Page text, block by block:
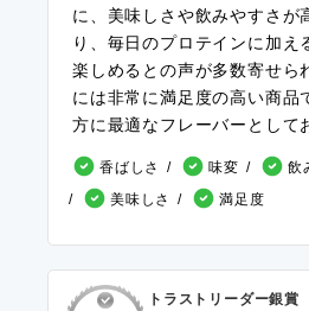
に、美味しさや飲みやすさが
り、毎日のプロテインに加え
楽しめるとの声が多数寄せら
には非常に満足度の高い商品
方に最適なフレーバーとして
香ばしさ 味変
飲
美味しさ
満足度
トラストリーダー銀賞